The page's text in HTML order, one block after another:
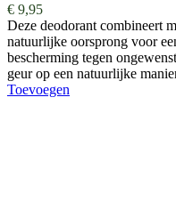
€ 9,95
Deze deodorant combineert
natuurlijke oorsprong voor
bescherming tegen
geur op een natuurlijke
Toevoegen